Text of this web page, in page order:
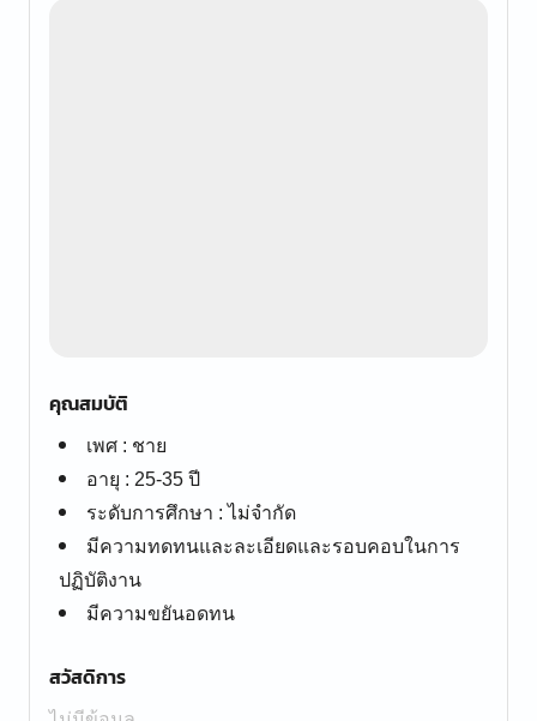
คุณสมบัติ
เพศ : ชาย
อายุ : 25-35 ปี
ระดับการศึกษา : ไม่จำกัด
มีความทดทนและละเอียดและรอบคอบในการ
ปฏิบัติงาน
มีความขยันอดทน
สวัสดิการ